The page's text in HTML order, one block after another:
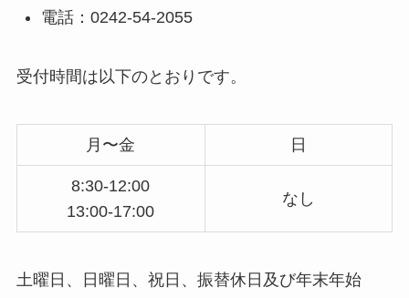
電話：0242-54-2055
受付時間は以下のとおりです。
月〜金 日
8:30-12:00
13:00-17:00
なし
土曜日、日曜日、祝日、振替休日及び年末年始